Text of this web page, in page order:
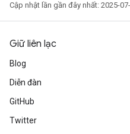
Cập nhật lần gần đây nhất: 2025-
Giữ liên lạc
Blog
Diễn đàn
GitHub
Twitter